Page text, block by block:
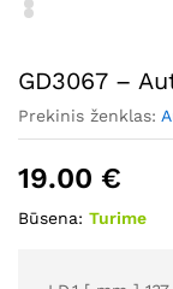
GD3067 –
Prekinis ženklas:
19.00 €
Būsena: Turime